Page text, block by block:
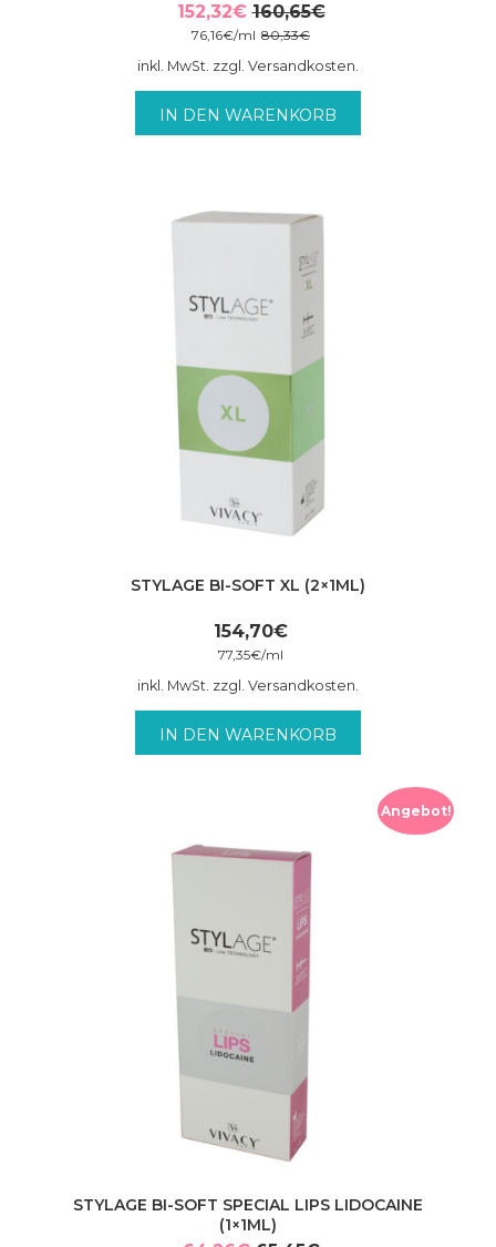
160,65€
Ursprünglicher
war:
160,65€
152,32€
Aktueller
ist:
152,32€.
80,33€
76,16€/ml
inkl. MwSt. zzgl. Versandkosten.
IN DEN WARENKORB
STYLAGE BI-SOFT XL (2×1ML)
154,70€
77,35€/ml
inkl. MwSt. zzgl. Versandkosten.
IN DEN WARENKORB
Angebot!
STYLAGE BI-SOFT SPECIAL LIPS LIDOCAINE
(1×1ML)